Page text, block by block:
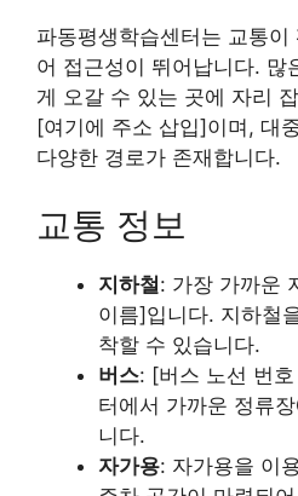
파동평생학습센터는 교통
어 접근성이 뛰어납니다. 많
게 오갈 수 있는 곳에 자리
[여기에 주소 삽입]이며, 대
다양한 경로가 존재합니다.
교통 정보
지하철: 가장 가까운
이름]입니다. 지하철
착할 수 있습니다.
버스: [버스 노선 번
터에서 가까운 정류
니다.
자가용: 자가용을 이